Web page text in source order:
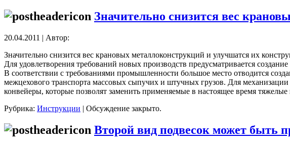
Значительно снизится вес
20.04.2011 | Автор:
Значительно снизится вес крановых металлоконструкций и улучшатся их
Для удовлетворения требований новых производств предусматривается
В соответствии с требованиями промышленности большое место отводится
межцехового транспорта массовых сыпучих и штучных грузов. Для
конвейеры, которые позволят заменить применяемые в настоящее время
Рубрика: Инструкции | Обсуждение закрыто.
Второй вид подвесок может быть